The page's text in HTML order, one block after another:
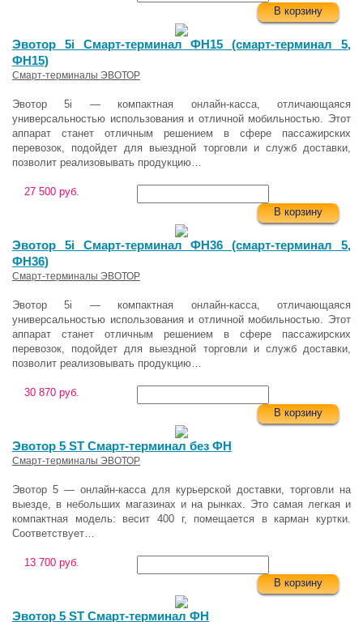
В корзину
Эвотор 5i Смарт-терминал ФН15 (смарт-терминал 5,
ФН15)
Смарт-терминалы ЭВОТОР
Эвотор 5i — компактная онлайн-касса, отличающаяся
универсальностью использования и отличной мобильностью. Этот
аппарат станет отличным решением в сфере пассажирских
перевозок, подойдет для выездной торговли и служб доставки,
позволит реализовывать продукцию…
27 500 руб.
В корзину
Эвотор 5i Смарт-терминал ФН36 (смарт-терминал 5,
ФН36)
Смарт-терминалы ЭВОТОР
Эвотор 5i — компактная онлайн-касса, отличающаяся
универсальностью использования и отличной мобильностью. Этот
аппарат станет отличным решением в сфере пассажирских
перевозок, подойдет для выездной торговли и служб доставки,
позволит реализовывать продукцию…
30 870 руб.
В корзину
Эвотор 5 ST Смарт-терминал без ФН
Смарт-терминалы ЭВОТОР
Эвотор 5 — онлайн-касса для курьерской доставки, торговли на
выезде, в небольших магазинах и на рынках. Это самая легкая и
компактная модель: весит 400 г, помещается в карман куртки.
Соответствует…
13 700 руб.
В корзину
Эвотор 5 ST Смарт-терминал ФН